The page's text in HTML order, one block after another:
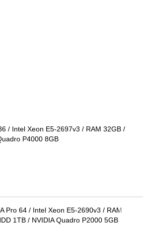
/ Intel Xeon E5-2697v3 / RAM 32GB /
P4000 8GB